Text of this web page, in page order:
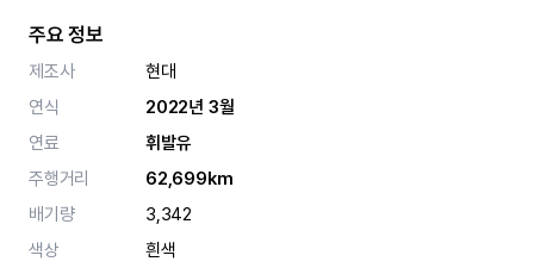
주요 정보
제조사
현대
연식
2022년 3월
연료
휘발유
주행거리
62,699km
배기량
3,342
색상
흰색